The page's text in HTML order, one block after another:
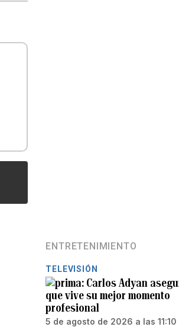
ENTRETENIMIENTO
TELEVISIÓN
Carlos Adyan
que vive su mejor momento
profesional
5 de agosto de 2026 a las 11:10